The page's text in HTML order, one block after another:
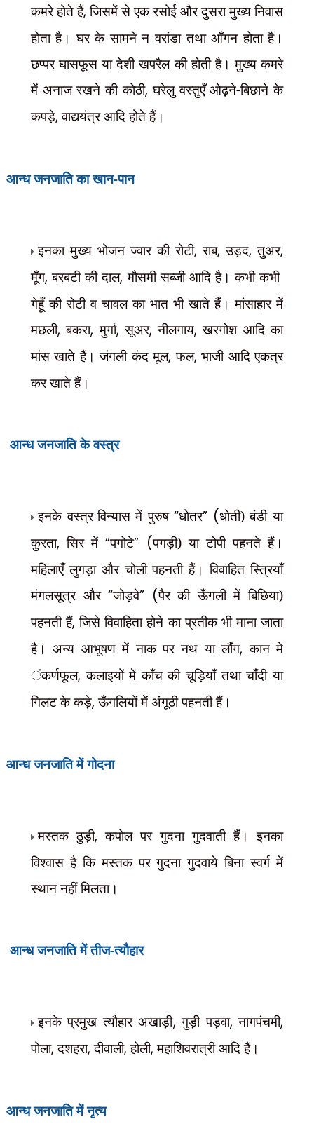
कमरे होते हैं,जिसमें से एक रसोई और दुसरा मुख्य निवास
होता है। घर के सामने न वरांडा तथा आँगन होता है।
छप्पर घासफूस या देशी खपरैल की होती है। मुख्य कमरे
में अनाज रखने की कोठी,घरेलु वस्तुएँ ओढ़ने-बिछाने के
कपड़े,वाद्ययंत्र आदि होते हैं।
आन्ध जनजाति काखान-पान
इनका मुख्य भोजन ज्वार की रोटी,राब,उड़द,तुअर,
मूँग,बरबटी की दाल,मौसमी सब्जी आदि है। कभी-कभी
गेहूँ की रोटी व चावल का भात भी खाते हैं। मांसाहार में
मछली,बकरा,मुर्गा,सूअर,नीलगाय,खरगोश आदि का
मांस खाते हैं। जंगली कंद मूल,फल,भाजी आदि एकत्र
कर खाते हैं।
आन्ध जनजाति केवस्त्र
इनके वस्त्र-विन्यास में पुरुष“धोतर” (धोती) बंडी या
कुरता,सिर में“पगोटे” (पगड़ी) या टोपी पहनते हैं।
महिलाएँ लुगड़ा और चोली पहनती हैं। विवाहित स्त्रियाँ
मंगलसूत्र और“जोड़वे” (पैर की ऊँगली में बिछिया)
पहनती हैं,जिसे विवाहिता होने का प्रतीक भी माना जाता
है। अन्य आभूषण में नाक पर नथ या लौंग,कान मे
ंकर्णफूल,कलाइयों में काँच की चूड़ियाँ तथा चाँदी या
गिलट के कड़े,ऊँगलियों में अंगूठी पहनती हैं।
आन्ध जनजाति मेंगोदना
मस्तक ठुड़ी,कपोल पर गुदना गुदवाती हैं। इनका
विश्वास है कि मस्तक पर गुदना गुदवाये बिना स्वर्ग में
स्थान नहीं मिलता।
आन्ध जनजाति मेंतीज-त्यौहार
इनके प्रमुख त्यौहार अखाड़ी,गुड़ी पड़वा,नागपंचमी,
पोला,दशहरा,दीवाली,होली,महाशिवरात्री आदि हैं।
आन्ध जनजाति मेंनृत्य